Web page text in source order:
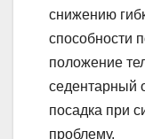
снижению
способности
положение
седентарный
посадка при
проблему.